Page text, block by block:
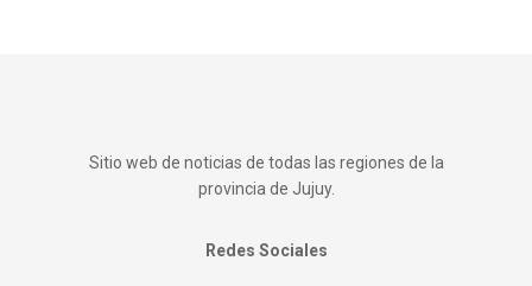
Sitio web de noticias de todas las regiones de la
provincia de Jujuy.
Redes Sociales